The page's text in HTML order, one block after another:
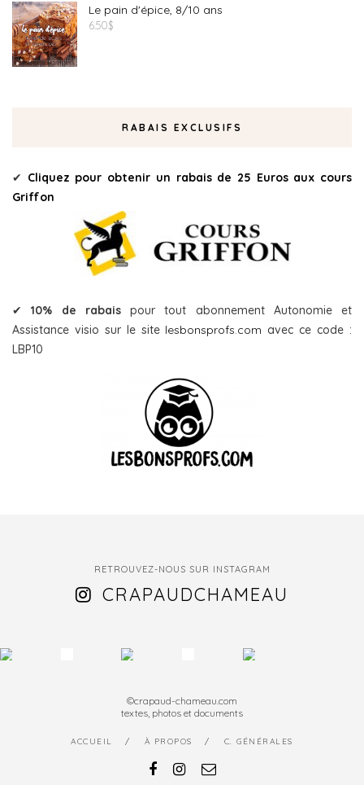
Le pain d'épice, 8/10 ans
6.50$
RABAIS EXCLUSIFS
✔ Cliquez pour obtenir un rabais de 25 Euros aux cours
Griffon
✔10% de rabaispour tout abonnement Autonomie et
Assistance visio sur le site lesbonsprofs.com avec ce code :
LBP10
RETROUVEZ-NOUS SUR INSTAGRAM
CRAPAUDCHAMEAU
©crapaud-chameau.com
textes, photos et documents
ACCUEIL À PROPOS C. GÉNÉRALES